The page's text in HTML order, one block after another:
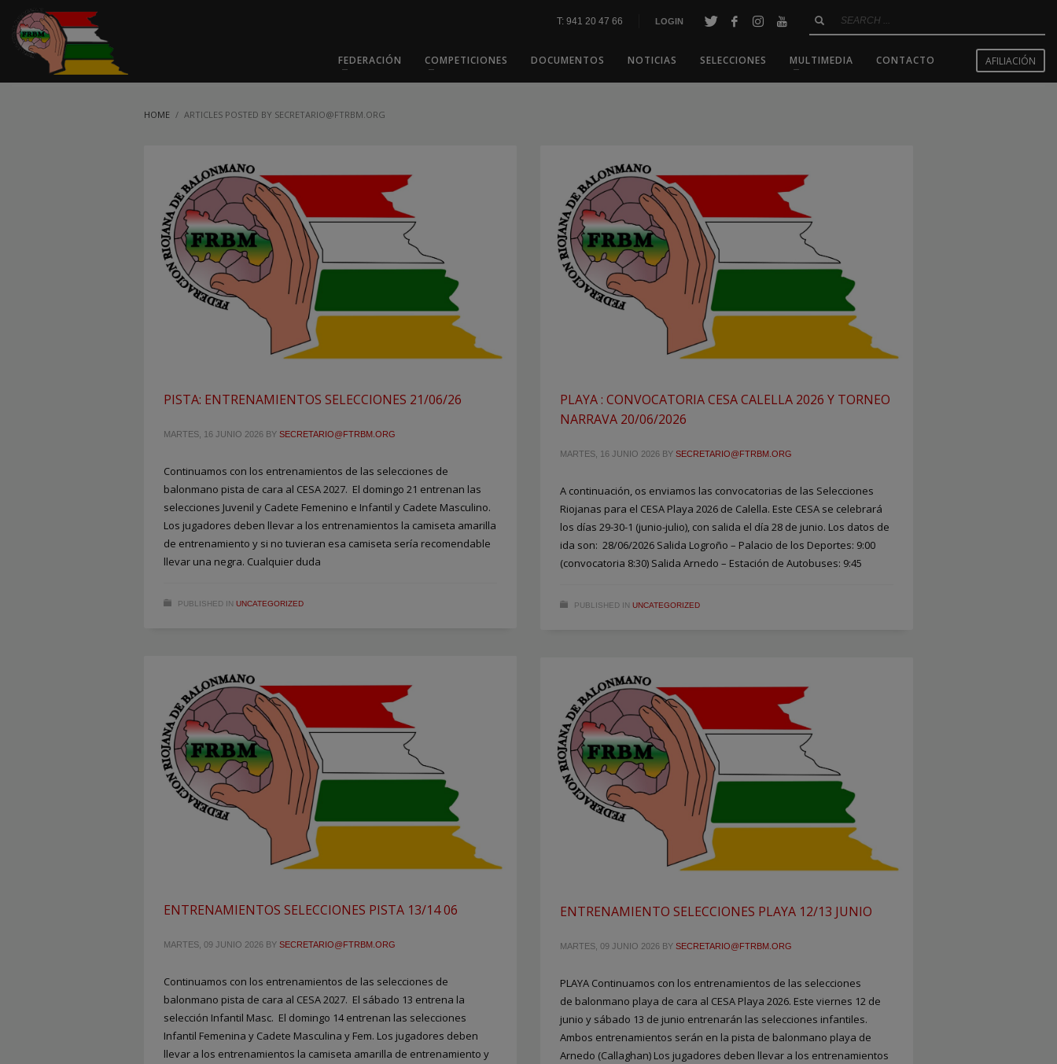
T: 941 20 47 66 LOGIN
FEDERACIÓN COMPETICIONES DOCUMENTOS NOTICIAS SELECCIONES MULTIMEDIA CONTACTO AFILIACIÓN
HOME ARTICLES POSTED BY SECRETARIO@FTRBM.ORG
PISTA: ENTRENAMIENTOS SELECCIONES 21/06/26
MARTES, 16 JUNIO 2026 BY SECRETARIO@FTRBM.ORG
Continuamos con los entrenamientos de las selecciones de
balonmano pista de cara al CESA 2027. El domingo 21 entrenan las
selecciones Juvenil y Cadete Femenino e Infantil y Cadete Masculino.
Los jugadores deben llevar a los entrenamientos la camiseta amarilla
de entrenamiento y si no tuvieran esa camiseta sería recomendable
llevar una negra. Cualquier duda
PUBLISHED IN UNCATEGORIZED
PLAYA : CONVOCATORIA CESA CALELLA 2026 Y TORNEO
NARRAVA 20/06/2026
MARTES, 16 JUNIO 2026 BY SECRETARIO@FTRBM.ORG
A continuación, os enviamos las convocatorias de las Selecciones
Riojanas para el CESA Playa 2026 de Calella. Este CESA se celebrará
los días 29-30-1 (junio-julio), con salida el día 28 de junio. Los datos de
ida son: 28/06/2026 Salida Logroño – Palacio de los Deportes: 9:00
(convocatoria 8:30) Salida Arnedo – Estación de Autobuses: 9:45
PUBLISHED IN UNCATEGORIZED
ENTRENAMIENTOS SELECCIONES PISTA 13/14 06
MARTES, 09 JUNIO 2026 BY SECRETARIO@FTRBM.ORG
Continuamos con los entrenamientos de las selecciones de
balonmano pista de cara al CESA 2027. El sábado 13 entrena la
selección Infantil Masc. El domingo 14 entrenan las selecciones
Infantil Femenina y Cadete Masculina y Fem. Los jugadores deben
llevar a los entrenamientos la camiseta amarilla de entrenamiento y
ENTRENAMIENTO SELECCIONES PLAYA 12/13 JUNIO
MARTES, 09 JUNIO 2026 BY SECRETARIO@FTRBM.ORG
PLAYA Continuamos con los entrenamientos de las selecciones
de balonmano playa de cara al CESA Playa 2026. Este viernes 12 de
junio y sábado 13 de junio entrenarán las selecciones infantiles.
Ambos entrenamientos serán en la pista de balonmano playa de
Arnedo (Callaghan) Los jugadores deben llevar a los entrenamientos